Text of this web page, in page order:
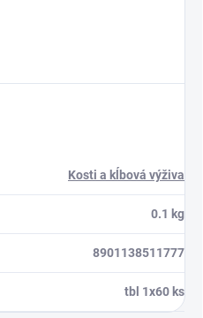
Kosti a kĺbová výživa
0.1 kg
8901138511777
tbl 1x60 ks